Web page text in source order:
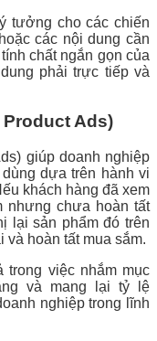
tưởng cho các chiến
các nội dung cần
chất ngắn gọn của
phải trực tiếp và
Ads)
giúp doanh nghiệp
dựa trên hành vi
khách hàng đã xem
nhưng chưa hoàn tất
lại sản phẩm đó trên
và hoàn tất mua sắm.
trong việc nhắm mục
và mang lại tỷ lệ
nghiệp trong lĩnh